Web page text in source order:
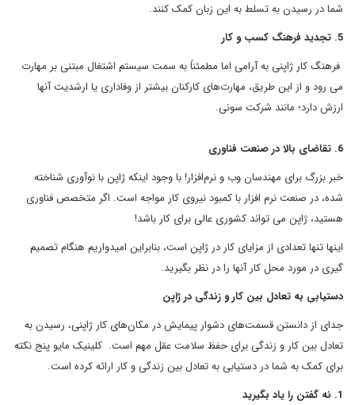
شما در رسیدن به تسلط به این زبان کمک کنند.
5. تجدید فرهنگ کسب و کار
فرهنگ کار ژاپنی به آرامی اما مطمئناً به سمت سیستم اشتغال مبتنی بر مهارت
می رود و از این طریق، مهارت‌های کارکنان بیشتر از وفاداری یا ارشدیت آنها
ارزش دارد؛ مانند شرکت‌ سونی.
6. تقاضای بالا در صنعت فناوری
خبر بزرگ برای مهندسان وب و نرم‌افزار! با وجود اینکه ژاپن با نوآوری شناخته
شده، در صنعت نرم افزار با کمبود نیروی کار مواجه است. اگر متخصص فناوری
هستید، ژاپن می تواند کشوری عالی برای کار باشد!
اینها تنها تعدادی از مزایای کار در ژاپن است، بنابراین امیدواریم هنگام تصمیم
گیری در مورد محل کار آنها را در نظر بگیرید.
دستیابی به تعادل بین کار و زندگی در ژاپن
جدای از دانستن قسمت‌های دشوار پیمایش در مکان‌های کار ژاپنی، رسیدن به
تعادل بین کار و زندگی برای حفظ سلامت عقل مهم است. کلینیک مایو پنج نکته
برای کمک به شما در دستیابی به تعادل بین زندگی و کار ارائه کرده است.
1. نه گفتن را یاد بگیرید